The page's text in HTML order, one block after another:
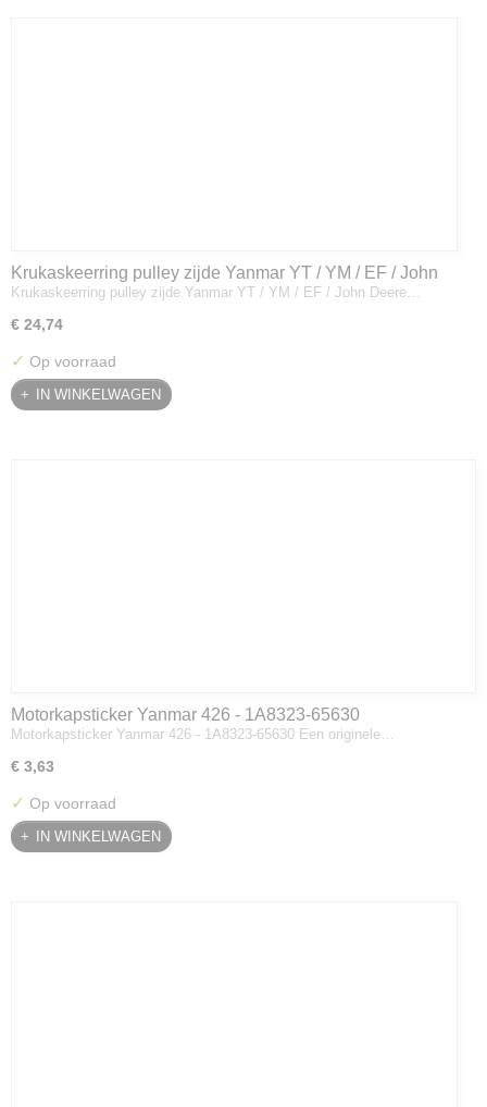
Krukaskeerring pulley zijde Yanmar YT / YM / EF / John
Deere - 119934-01800
Krukaskeerring pulley zijde Yanmar YT / YM / EF / John Deere…
€ 24,74
✓ Op voorraad
IN WINKELWAGEN
Motorkapsticker Yanmar 426 - 1A8323-65630
Motorkapsticker Yanmar 426 - 1A8323-65630 Een originele…
€ 3,63
✓ Op voorraad
IN WINKELWAGEN